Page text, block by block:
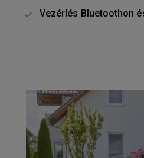
Vezérlés Bluetoothon